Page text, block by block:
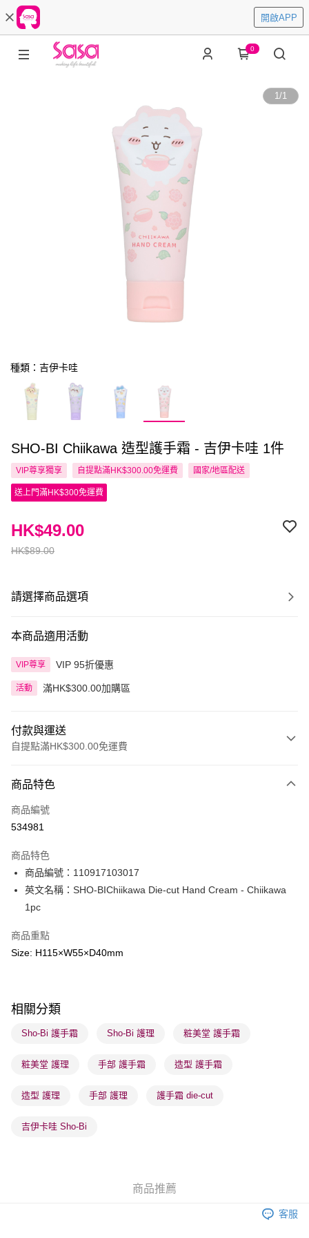
開啟APP
0
1/1
種類：吉伊卡哇
SHO-BI Chiikawa 造型護手霜 - 吉伊卡哇 1件
VIP尊享獨享 自提點滿HK$300.00免運費 國家/地區配送
送上門滿HK$300免運費
HK$89.00
HK$49.00
請選擇商品選項
本商品適用活動
VIP尊享 VIP 95折優惠
活動 滿HK$300.00加購區
付款與運送
自提點滿HK$300.00免運費
信用卡
Apple Pay
PayMe
WeChat Pay
送貨方式
每筆HK$65.00，滿HK$300.00或以上免運費
確認發貨後1-3 工作天送達，訂單將隨機分配至SF順豐速運或京東
每筆HK$65.00，滿HK$300.00或以上免運費
(香港門市) 只顯示可選門市。確認發貨後2-5個工作天到店，3天內
(澳門門市) 只顯示可選門市。確認發貨後2-5個工作天到店，3天內
商品特色
商品編號
534981
商品特色
商品編號：110917103017
英文名稱：SHO-BIChiikawa Die-cut Hand Cream - Chiikawa
1pc
商品重點
Size: H115×W55×D40mm
相關分類
Sho-Bi 護手霜 Sho-Bi 護理 粧美堂 護手霜
粧美堂 護理 手部 護手霜 造型 護手霜
造型 護理 手部 護理 護手霜 die-cut
吉伊卡哇 Sho-Bi
商品推薦
客服